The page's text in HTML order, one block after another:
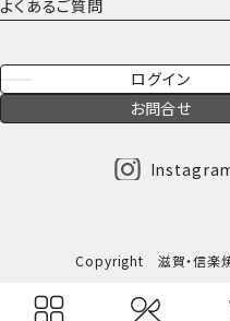
よくあるご質問
ログイン
お問合せ
Copyright 滋賀・信